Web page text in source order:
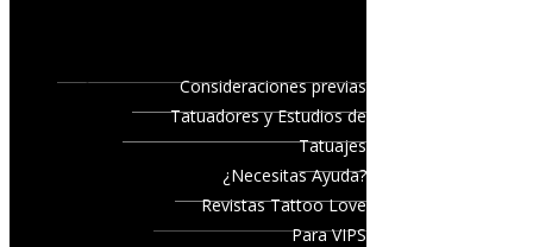
Consideraciones previas
Tatuadores y Estudios de
Tatuajes
¿Necesitas Ayuda?
Revistas Tattoo Love
Para VIPS